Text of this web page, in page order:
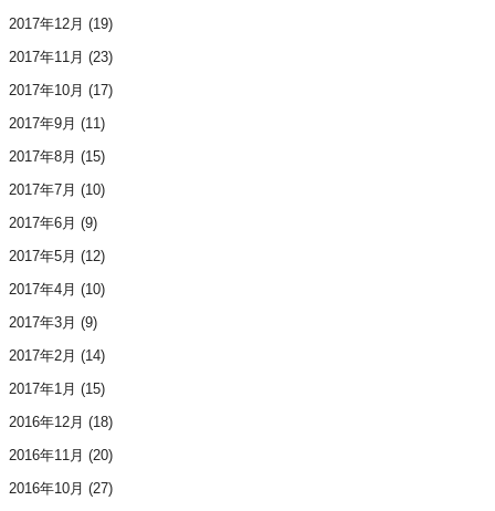
2017年12月 (19)
2017年11月 (23)
2017年10月 (17)
2017年9月 (11)
2017年8月 (15)
2017年7月 (10)
2017年6月 (9)
2017年5月 (12)
2017年4月 (10)
2017年3月 (9)
2017年2月 (14)
2017年1月 (15)
2016年12月 (18)
2016年11月 (20)
2016年10月 (27)